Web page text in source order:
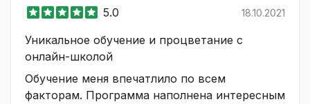
5.0 18.10.2021
Уникальное обучение и процветание с
онлайн-школой
Обучение меня впечатлило по всем
факторам. Программа наполнена интересным